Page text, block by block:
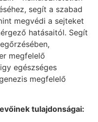
segít a szabad
megvédi a sejteket
hatásaitól. Segít
megfelelő
egészséges
megfelelő
tulajdonságai: